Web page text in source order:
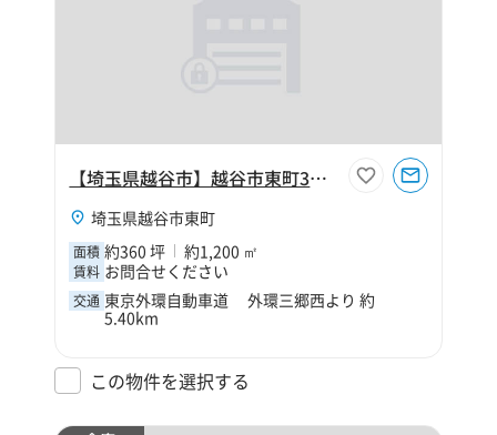
【埼玉県越谷市】越谷市東町3丁目360坪倉庫
埼玉県越谷市東町
面積 約360 坪 約1,200 ㎡
賃料 お問合せください
交通 東京外環自動車道 外環三郷西より 約
5.40km
この物件を選択する